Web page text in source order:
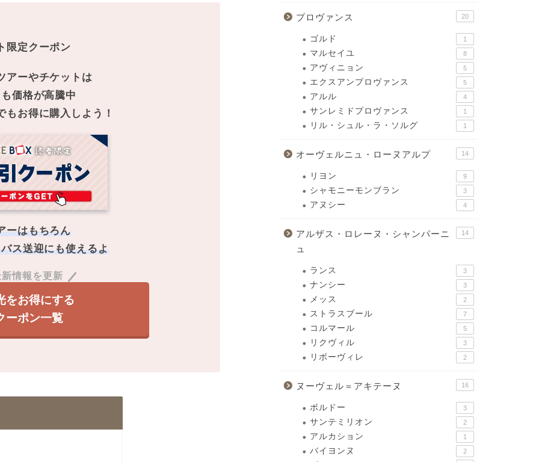
限定クーポン
アーやチケットは
価格が高騰中
もお得に購入しよう！
ーはもちろん
ス送迎にも使えるよ
新情報を更新
をお得にする
ーポン一覧
プロヴァンス 20
ゴルド 1
マルセイユ 8
アヴィニョン 5
エクスアンプロヴァンス 5
アルル 4
サンレミドプロヴァンス 1
リル・シュル・ラ・ソルグ 1
オーヴェルニュ・ローヌアルプ 14
リヨン 9
シャモニーモンブラン 3
アヌシー 4
アルザス・ロレーヌ・シャンパーニ
ュ
14
ランス 3
ナンシー 3
メッス 2
ストラスブール 7
コルマール 5
リクヴィル 3
リボーヴィレ 2
ヌーヴェル＝アキテーヌ 16
ボルドー 3
サンテミリオン 2
アルカション 1
バイヨンヌ 2